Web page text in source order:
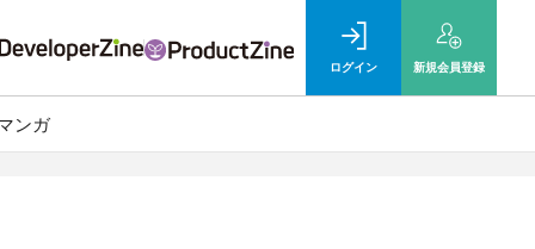
ログイン 新規会員登録
ンガ